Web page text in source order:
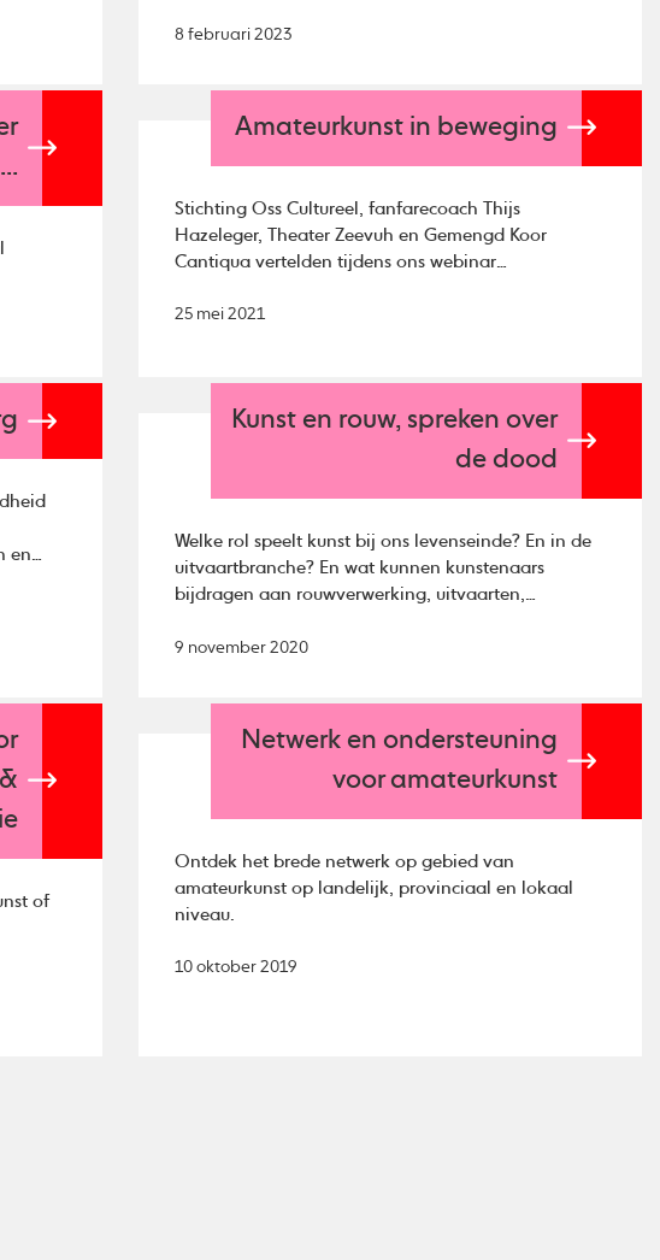
doen om ze te verlagen.
8 februari 2023
Amateurkunst in beweging
Stichting Oss Cultureel, fanfarecoach Thijs
Hazeleger, Theater Zeevuh en Gemengd Koor
Cantiqua vertelden tijdens ons webinar
reageren op ontwikkelingen binnen de Brabantse
25 mei 2021
en
Kunst en rouw, spreken over
de dood
Welke rol speelt kunst bij ons levenseinde? En in de
uitvaartbranche? En wat kunnen kunstenaars
bijdragen aan rouwverwerking, uitvaarten,
9 november 2020
of
Netwerk en ondersteuning
voor amateurkunst
Ontdek het brede netwerk op gebied van
amateurkunst op landelijk, provinciaal en lokaal
niveau.
10 oktober 2019